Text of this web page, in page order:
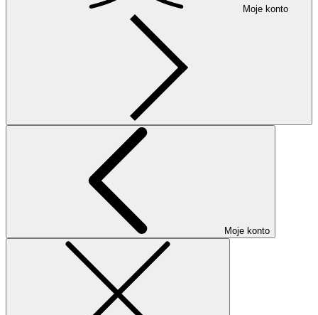
Moje konto
Moje konto